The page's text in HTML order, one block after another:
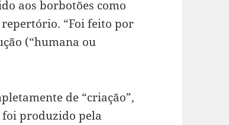
aos borbotões como
“Foi feito por
(“humana ou
de “criação”,
foi produzido pela